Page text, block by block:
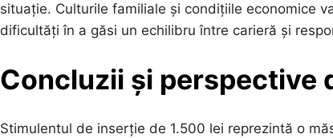
situație. Culturile familiale și condițiile economice
dificultăți în a găsi un echilibru între carieră și
Concluzii și perspective
Stimulentul de inserție de 1.500 lei reprezintă o